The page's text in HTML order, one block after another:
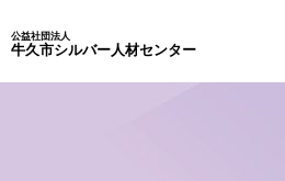
公益社団法人
牛久市シルバー人材センター